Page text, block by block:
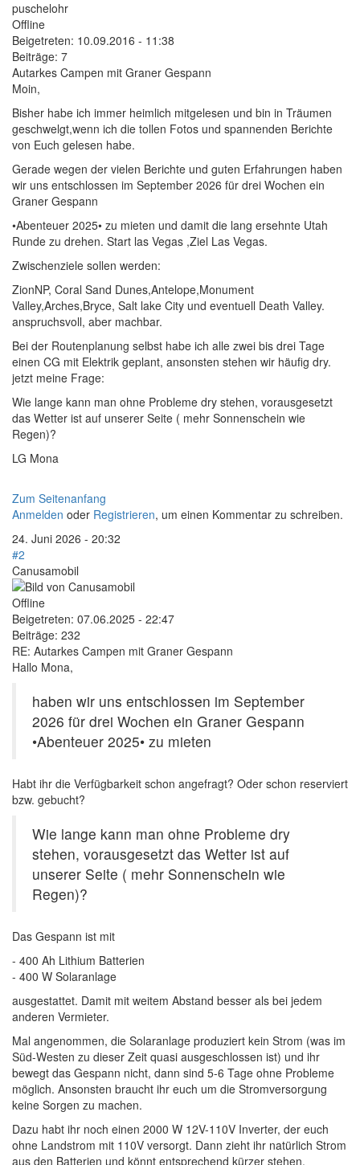
puschelohr
Offline
Beigetreten: 10.09.2016 - 11:38
Beiträge: 7
Autarkes Campen mit Graner Gespann
Moin,
Bisher habe ich immer heimlich mitgelesen und bin in Träumen
geschwelgt,wenn ich die tollen Fotos und spannenden Berichte
von Euch gelesen habe.
Gerade wegen der vielen Berichte und guten Erfahrungen haben
wir uns entschlossen im September 2026 für drei Wochen ein
Graner Gespann
•Abenteuer 2025• zu mieten und damit die lang ersehnte Utah
Runde zu drehen. Start las Vegas ,Ziel Las Vegas.
Zwischenziele sollen werden:
ZionNP, Coral Sand Dunes,Antelope,Monument
Valley,Arches,Bryce, Salt lake City und eventuell Death Valley.
anspruchsvoll, aber machbar.
Bei der Routenplanung selbst habe ich alle zwei bis drei Tage
einen CG mit Elektrik geplant, ansonsten stehen wir häufig dry.
jetzt meine Frage:
Wie lange kann man ohne Probleme dry stehen, vorausgesetzt
das Wetter ist auf unserer Seite ( mehr Sonnenschein wie
Regen)?
LG Mona
Zum Seitenanfang
Anmelden oder Registrieren, um einen Kommentar zu schreiben.
24. Juni 2026 - 20:32
#2
Canusamobil
Offline
Beigetreten: 07.06.2025 - 22:47
Beiträge: 232
RE: Autarkes Campen mit Graner Gespann
Hallo Mona,
haben wir uns entschlossen im September
2026 für drei Wochen ein Graner Gespann
•Abenteuer 2025• zu mieten
Habt ihr die Verfügbarkeit schon angefragt? Oder schon reserviert
bzw. gebucht?
Wie lange kann man ohne Probleme dry
stehen, vorausgesetzt das Wetter ist auf
unserer Seite ( mehr Sonnenschein wie
Regen)?
Das Gespann ist mit
- 400 Ah Lithium Batterien
- 400 W Solaranlage
ausgestattet. Damit mit weitem Abstand besser als bei jedem
anderen Vermieter.
Mal angenommen, die Solaranlage produziert kein Strom (was im
Süd-Westen zu dieser Zeit quasi ausgeschlossen ist) und ihr
bewegt das Gespann nicht, dann sind 5-6 Tage ohne Probleme
möglich. Ansonsten braucht ihr euch um die Stromversorgung
keine Sorgen zu machen.
Dazu habt ihr noch einen 2000 W 12V-110V Inverter, der euch
ohne Landstrom mit 110V versorgt. Dann zieht ihr natürlich Strom
aus den Batterien und könnt entsprechend kürzer stehen.